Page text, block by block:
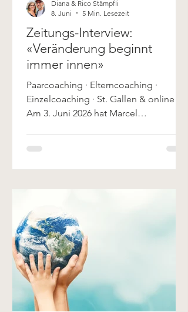
Zeitungs-Interview:
«Veränderung beginnt
immer innen»
Paarcoaching · Elterncoaching ·
Einzelcoaching · St. Gallen & online
Am 3. Juni 2026 hat Marcel
über Beziehungsmuster, den Boom
der Coaching-Szene, Überforderung
einem selbst beginnt. Den
vollständigen Zeitungsartikel kannst du
direkt beim Rheintaler lesen: → «Viele
Menschen funktionieren nur noch und
verlieren sich dabei selbst»
https://www.rhe
Diana & Rico Stämpfli
8. Juni
5 Min. Lesezeit